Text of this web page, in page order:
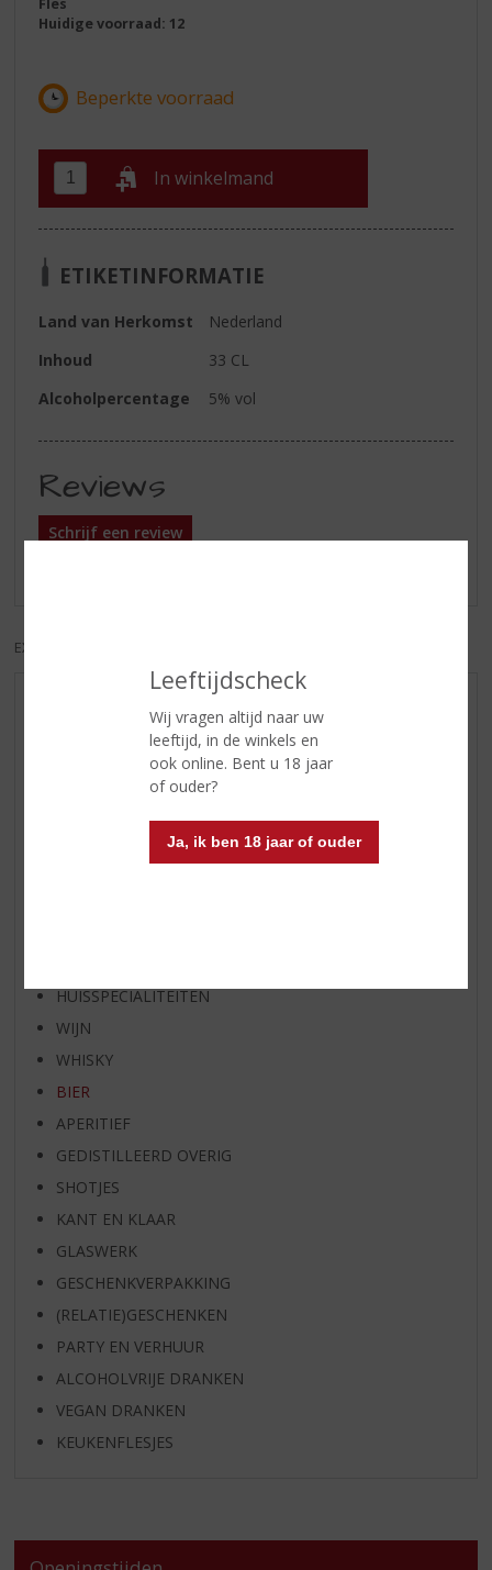
Leeftijdscheck
Wij vragen altijd naar uw
leeftijd, in de winkels en
ook online. Bent u 18 jaar
of ouder?
Ja, ik ben 18 jaar of ouder
Fles
Huidige voorraad: 12
In winkelmand
ETIKETINFORMATIE
Land van Herkomst
Nederland
Inhoud
33 CL
Alcoholpercentage
5% vol
Reviews
Schrijf een review
EXCL. BTW
AANBIEDINGEN
WIJN VAN DE MAAND
WHISKY VAN DE MAAND
BIER VAN DE MAAND
SPIRIT VAN DE MAAND
HUISSPECIALITEITEN
WIJN
WHISKY
BIER
APERITIEF
GEDISTILLEERD OVERIG
SHOTJES
KANT EN KLAAR
GLASWERK
GESCHENKVERPAKKING
(RELATIE)GESCHENKEN
PARTY EN VERHUUR
ALCOHOLVRIJE DRANKEN
VEGAN DRANKEN
KEUKENFLESJES